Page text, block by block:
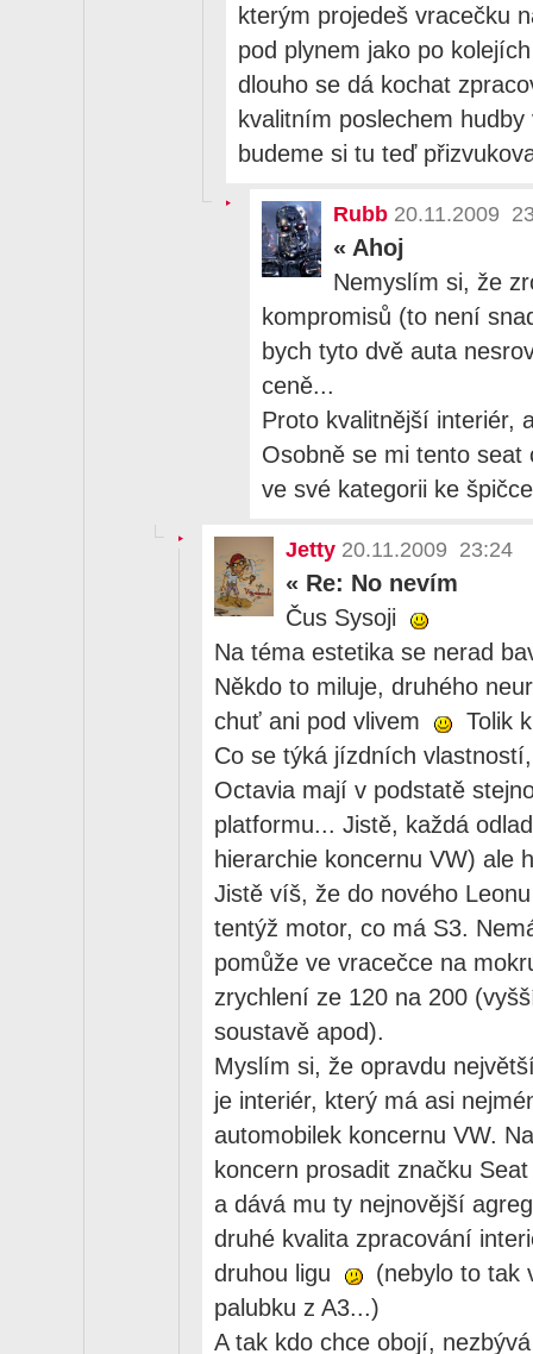
kterým projedeš vracečku
pod plynem jako po
dlouho se dá kochat
kvalitním poslechem
budeme si tu teď
Rubb 20.11.2009
« Ahoj
Nemyslím si, že
kompromisů (to není
bych tyto dvě auta
ceně...
Proto kvalitnější interiér,
Osobně se mi tento
ve své kategorii ke
Jetty 20.11.2009 23:24
« Re: No nevím
Čus Sysoji
Na téma estetika se nerad
Někdo to miluje, druhého
chuť ani pod vlivem
Tolik
Co se týká jízdních
Octavia mají v podstatě
platformu... Jistě, každá
hierarchie koncernu VW) ale
Jistě víš, že do nového
tentýž motor, co má S3.
pomůže ve vracečce na
zrychlení ze 120 na 200
soustavě apod).
Myslím si, že opravdu
je interiér, který má asi
automobilek koncernu VW.
koncern prosadit značku
a dává mu ty nejnovější
druhé kvalita zpracování
druhou ligu
(nebylo to tak
palubku z A3...)
A tak kdo chce obojí,